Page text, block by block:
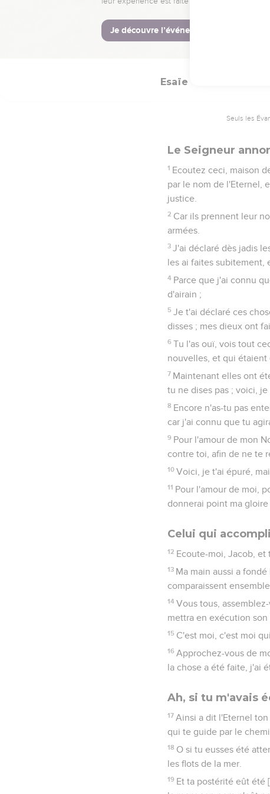
15 Tels te sont devenus
chacun s'en est fui en
Esaïe
Seuls les
Le Seigneur
1 Ecoutez ceci, maison
par le nom de l'Eternel,
justice.
2 Car ils prennent leur
armées.
3 J'ai déclaré dès jadis
les ai faites subitement,
4 Parce que j'ai connu
d'airain ;
5 Je t'ai déclaré ces
disses ; mes dieux ont
6 Tu l'as ouï, vois tout
nouvelles, et qui étaient
7 Maintenant elles ont
tu ne dises pas ; voici, je
8 Encore n'as-tu pas
car j'ai connu que tu
9 Pour l'amour de mon
contre toi, afin de ne te
10 Voici, je t'ai épuré,
11 Pour l'amour de moi,
donnerai point ma gloire
Celui qui
12 Ecoute-moi, Jacob, et
13 Ma main aussi a
comparaissent ensemble.
14 Vous tous,
mettra en exécution son
15 C'est moi, c'est moi
16 Approchez-vous de
la chose a été faite, j'ai
Ah, si tu m'avais
17 Ainsi a dit l'Eternel
qui te guide par le
18 O si tu eusses été
les flots de la mer.
19 Et ta postérité eût été